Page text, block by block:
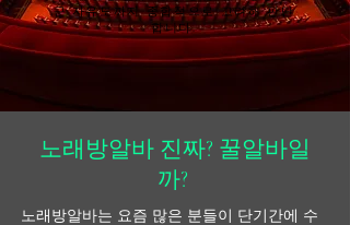
근 자유도까지 종합적으로 고려해 판단
합니다.
노래방알바 진짜? 꿀알바일
까?
노래방알바는 요즘 많은 분들이 단기간에 수